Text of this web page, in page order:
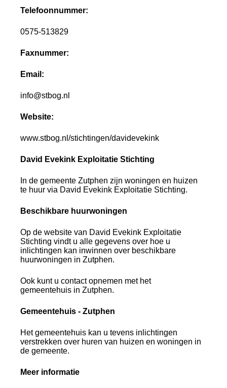
Telefoonnummer:
0575-513829
Faxnummer:
Email:
info@stbog.nl
Website:
www.stbog.nl/stichtingen/davidevekink
David Evekink Exploitatie Stichting
In de gemeente Zutphen zijn woningen en huizen
te huur via David Evekink Exploitatie Stichting.
Beschikbare huurwoningen
Op de website van David Evekink Exploitatie
Stichting vindt u alle gegevens over hoe u
inlichtingen kan inwinnen over beschikbare
huurwoningen in Zutphen.
Ook kunt u contact opnemen met het
gemeentehuis in Zutphen.
Gemeentehuis - Zutphen
Het gemeentehuis kan u tevens inlichtingen
verstrekken over huren van huizen en woningen in
de gemeente.
Meer informatie